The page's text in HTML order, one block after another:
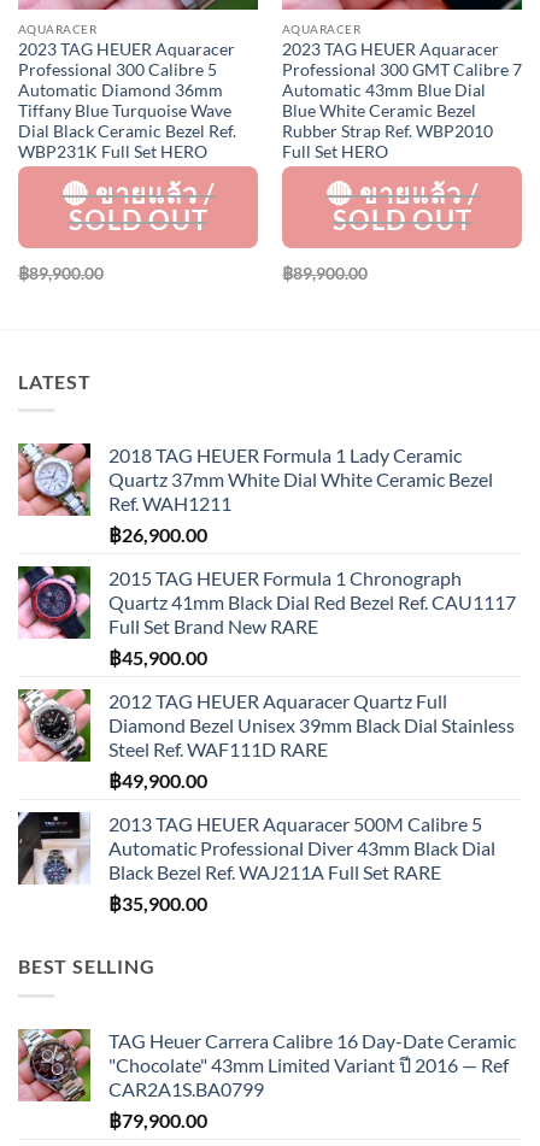
AQUARACER
2023 TAG HEUER Aquaracer
Professional 300 Calibre 5
Automatic Diamond 36mm
Tiffany Blue Turquoise Wave
Dial Black Ceramic Bezel Ref.
WBP231K Full Set HERO
฿89,900.00
AQUARACER
2023 TAG HEUER Aquaracer
Professional 300 GMT Calibre 7
Automatic 43mm Blue Dial
Blue White Ceramic Bezel
Rubber Strap Ref. WBP2010
Full Set HERO
฿89,900.00
LATEST
2018 TAG HEUER Formula 1 Lady Ceramic
Quartz 37mm White Dial White Ceramic Bezel
Ref. WAH1211
฿26,900.00
2015 TAG HEUER Formula 1 Chronograph
Quartz 41mm Black Dial Red Bezel Ref. CAU1117
Full Set Brand New RARE
฿45,900.00
2012 TAG HEUER Aquaracer Quartz Full
Diamond Bezel Unisex 39mm Black Dial Stainless
Steel Ref. WAF111D RARE
฿49,900.00
2013 TAG HEUER Aquaracer 500M Calibre 5
Automatic Professional Diver 43mm Black Dial
Black Bezel Ref. WAJ211A Full Set RARE
฿35,900.00
BEST SELLING
TAG Heuer Carrera Calibre 16 Day-Date Ceramic
"Chocolate" 43mm Limited Variant ปี 2016 — Ref
CAR2A1S.BA0799
฿79,900.00